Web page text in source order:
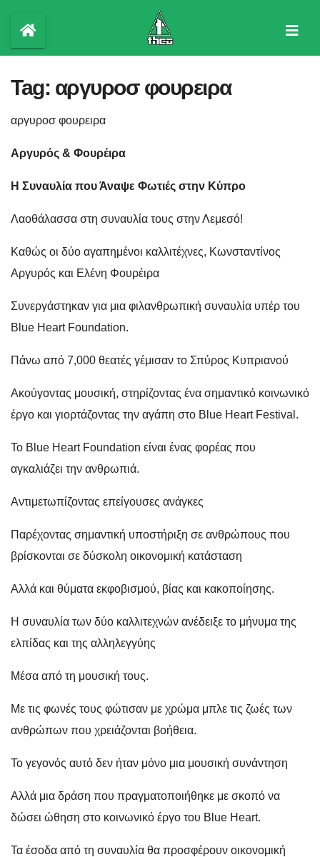
content
Tag: αργυροσ φουρειρα
αργυροσ φουρειρα
Αργυρός & Φουρέιρα
Η Συναυλία που Άναψε Φωτιές στην Κύπρο
Λαοθάλασσα στη συναυλία τους στην Λεμεσό!
Καθώς οι δύο αγαπημένοι καλλιτέχνες, Κωνσταντίνος
Αργυρός και Ελένη Φουρέιρα
Συνεργάστηκαν για μια φιλανθρωπική συναυλία υπέρ του
Blue Heart Foundation.
Πάνω από 7,000 θεατές γέμισαν το Σπύρος Κυπριανού
Ακούγοντας μουσική, στηρίζοντας ένα σημαντικό κοινωνικό
έργο και γιορτάζοντας την αγάπη στο Blue Heart Festival.
Το Blue Heart Foundation είναι ένας φορέας που
αγκαλιάζει την ανθρωπιά.
Αντιμετωπίζοντας επείγουσες ανάγκες
Παρέχοντας σημαντική υποστήριξη σε ανθρώπους που
βρίσκονται σε δύσκολη οικονομική κατάσταση
Αλλά και θύματα εκφοβισμού, βίας και κακοποίησης.
Η συναυλία των δύο καλλιτεχνών ανέδειξε το μήνυμα της
ελπίδας και της αλληλεγγύης
Μέσα από τη μουσική τους.
Με τις φωνές τους φώτισαν με χρώμα μπλε τις ζωές των
ανθρώπων που χρειάζονται βοήθεια.
Το γεγονός αυτό δεν ήταν μόνο μια μουσική συνάντηση
Αλλά μια δράση που πραγματοποιήθηκε με σκοπό να
δώσει ώθηση στο κοινωνικό έργο του Blue Heart.
Τα έσοδα από τη συναυλία θα προσφέρουν οικονομική